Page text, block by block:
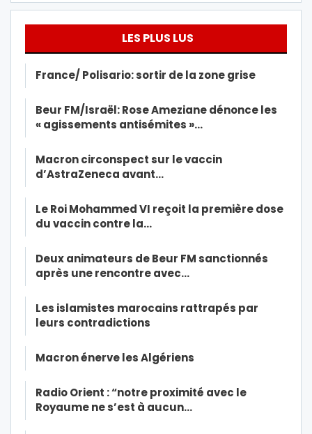
LES PLUS LUS
France/ Polisario: sortir de la zone grise
Beur FM/Israël: Rose Ameziane dénonce les
« agissements antisémites »…
Macron circonspect sur le vaccin
d’AstraZeneca avant…
Le Roi Mohammed VI reçoit la première dose
du vaccin contre la…
Deux animateurs de Beur FM sanctionnés
après une rencontre avec…
Les islamistes marocains rattrapés par
leurs contradictions
Macron énerve les Algériens
Radio Orient : “notre proximité avec le
Royaume ne s’est à aucun…